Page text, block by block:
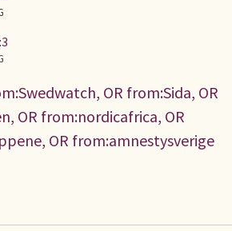
OR from:Sida, OR
OR from:nordicafrica, OR
OR from:amnestysverige